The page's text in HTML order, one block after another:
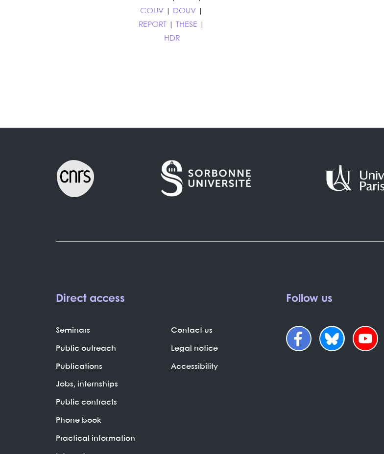
COUV
DOUV
REPORT
THESE
HDR
Direct access
Seminars
Public outreach
Publications
Jobs, internships
Public contracts
Phone book
Practical information
Contact us
Legal notice
Accessibility
Follow us